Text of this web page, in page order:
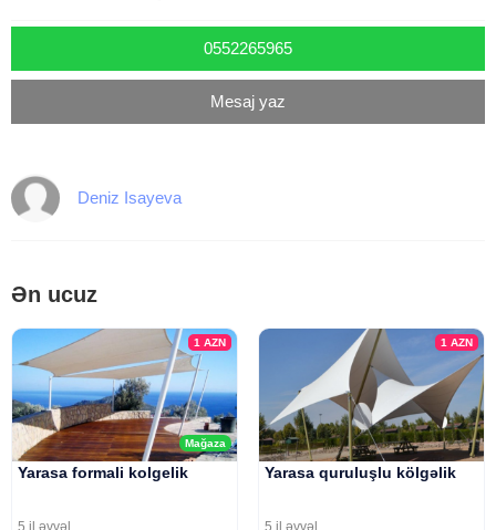
0552265965
Mesaj yaz
Deniz Isayeva
Ən ucuz
Mağaza
1AZN
Yarasa formali kolgelik
5 il əvvəl
1 AZN
Yarasa quruluşlu kölgəlik
5 il əvvəl